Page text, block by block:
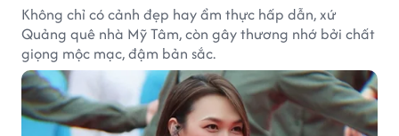
Không chỉ có cảnh đẹp hay ẩm thực hấp dẫn, xứ
Quảng quê nhà Mỹ Tâm, còn gây thương nhớ bởi chất
giọng mộc mạc, đậm bản sắc.